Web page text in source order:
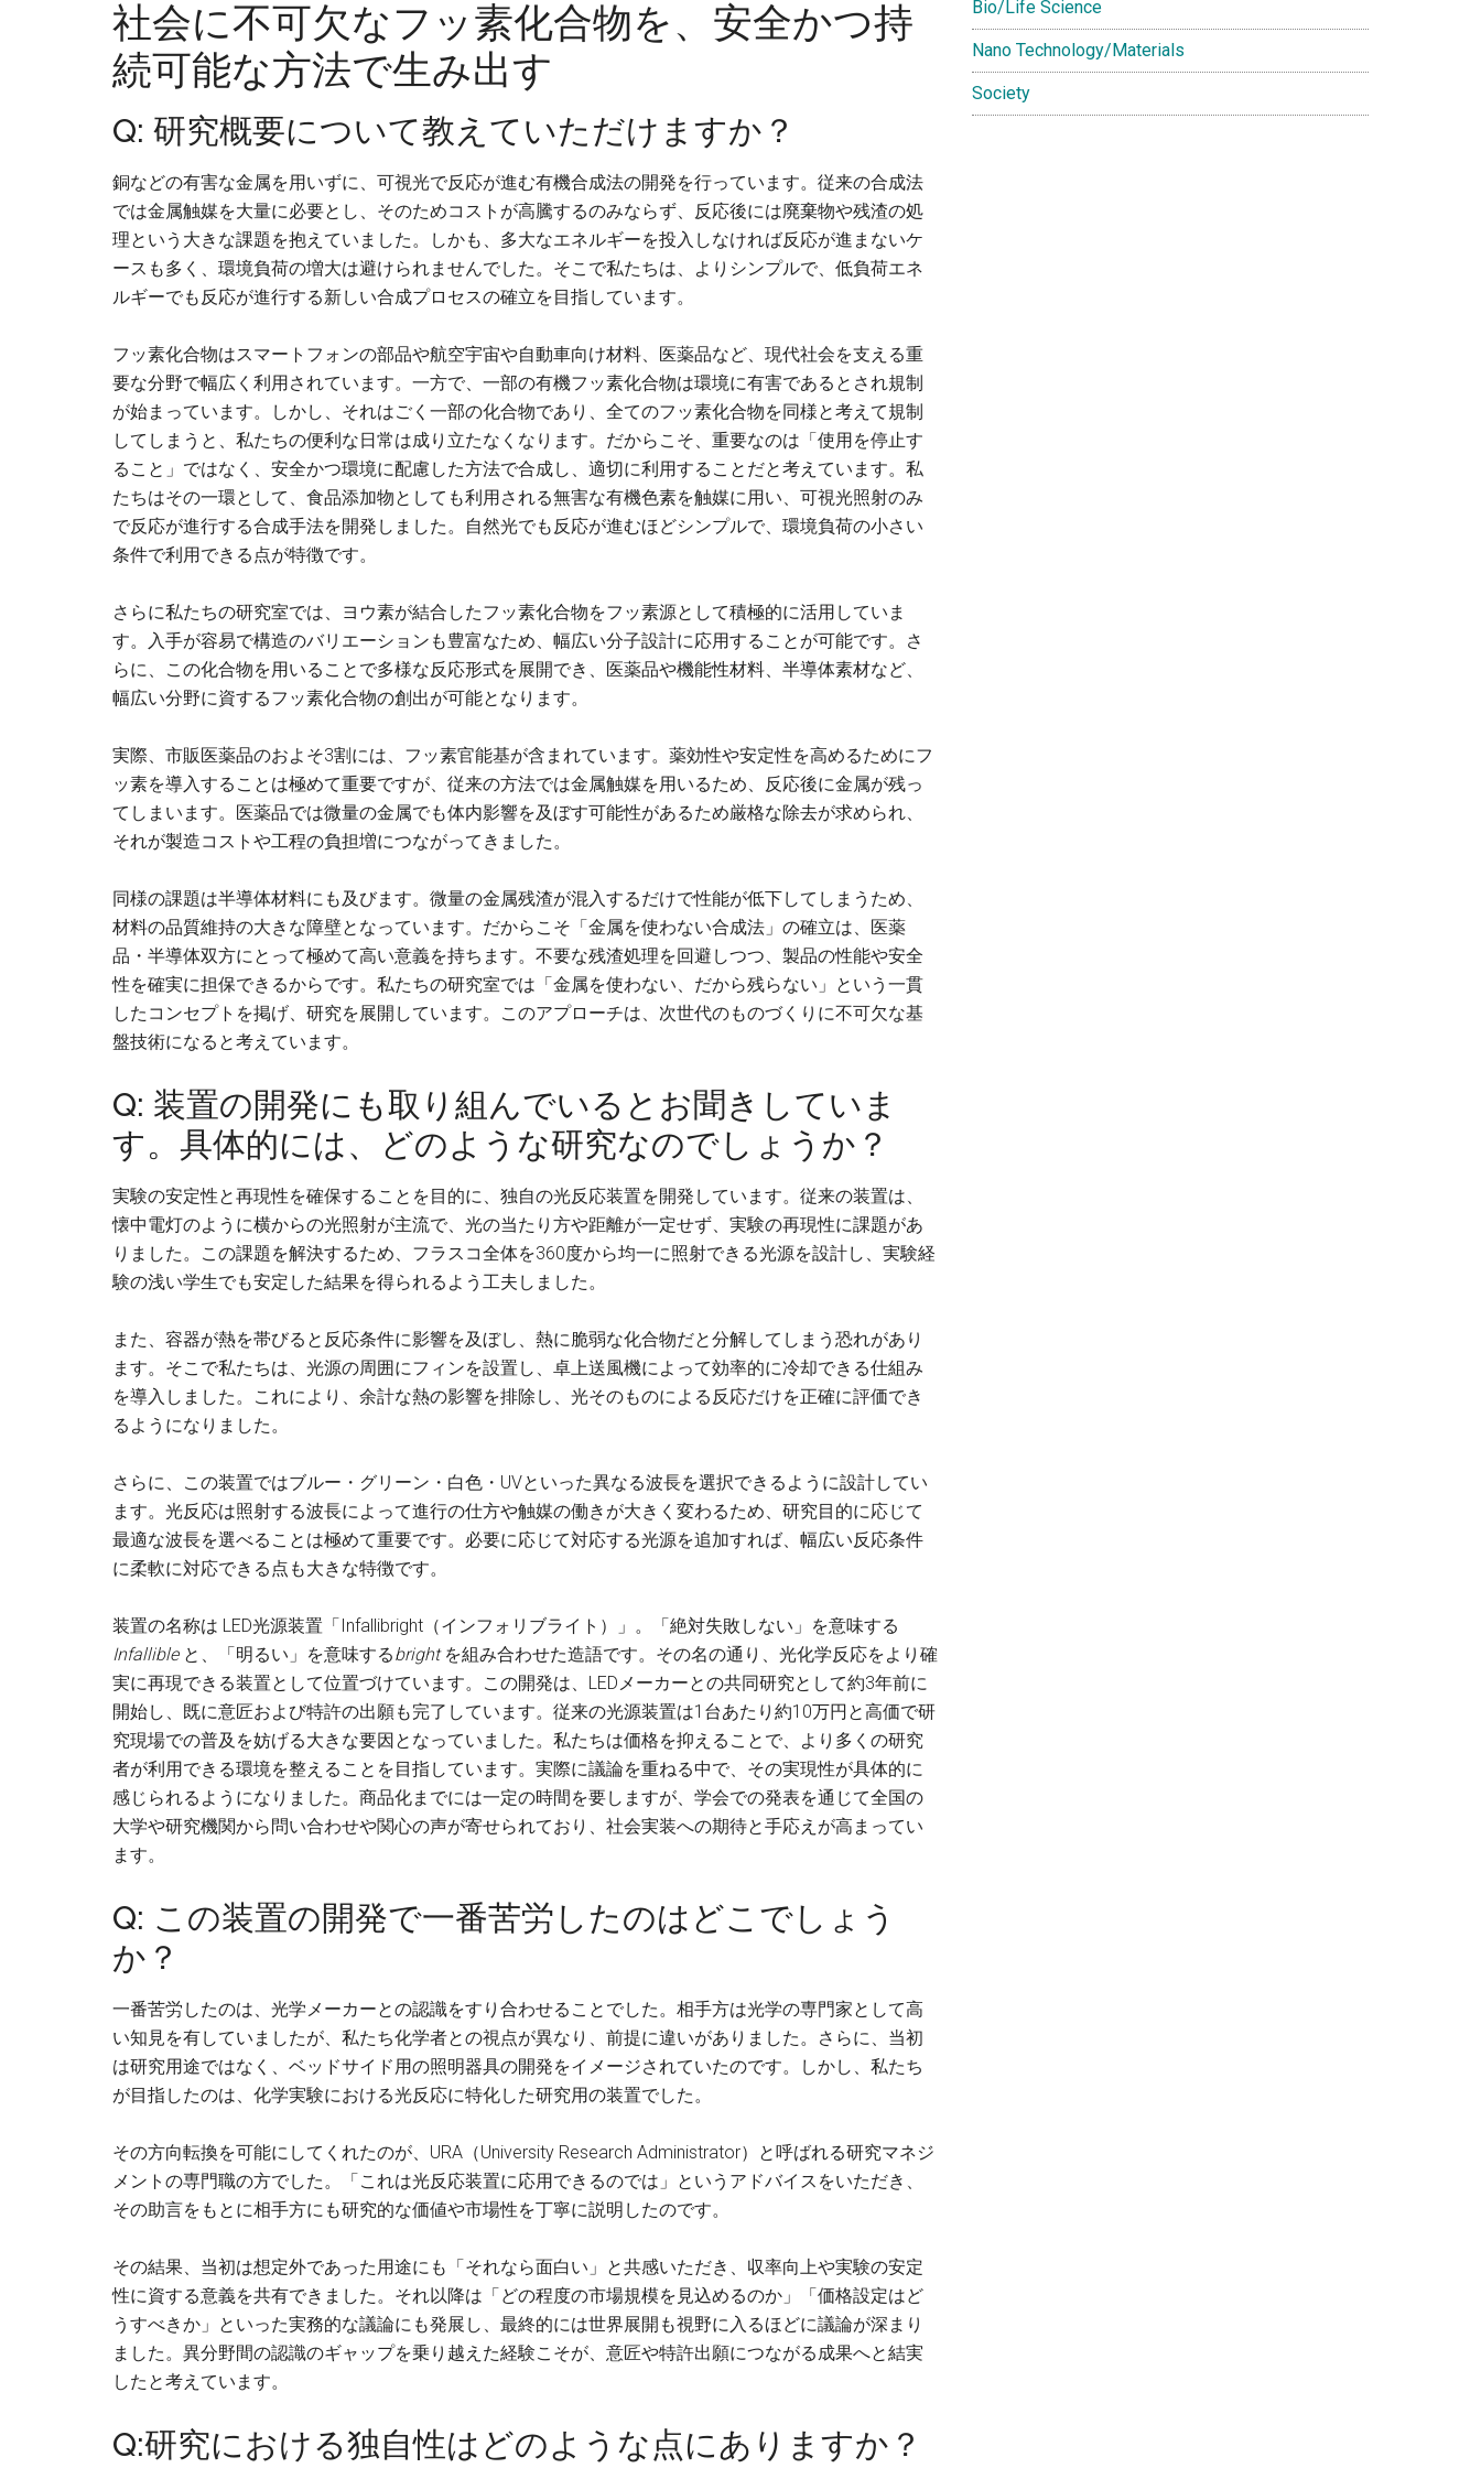
社会に不可欠なフッ素化合物を、安全かつ持
続可能な方法で生み出す
Q: 研究概要について教えていただけますか？
銅などの有害な金属を用いずに、可視光で反応が進む有機合成法の開発を行っています。従来の合成法
では金属触媒を大量に必要とし、そのためコストが高騰するのみならず、反応後には廃棄物や残渣の処
理という大きな課題を抱えていました。しかも、多大なエネルギーを投入しなければ反応が進まないケ
ースも多く、環境負荷の増大は避けられませんでした。そこで私たちは、よりシンプルで、低負荷エネ
ルギーでも反応が進行する新しい合成プロセスの確立を目指しています。
フッ素化合物はスマートフォンの部品や航空宇宙や自動車向け材料、医薬品など、現代社会を支える重
要な分野で幅広く利用されています。一方で、一部の有機フッ素化合物は環境に有害であるとされ規制
が始まっています。しかし、それはごく一部の化合物であり、全てのフッ素化合物を同様と考えて規制
してしまうと、私たちの便利な日常は成り立たなくなります。だからこそ、重要なのは「使用を停止す
ること」ではなく、安全かつ環境に配慮した方法で合成し、適切に利用することだと考えています。私
たちはその一環として、食品添加物としても利用される無害な有機色素を触媒に用い、可視光照射のみ
で反応が進行する合成手法を開発しました。自然光でも反応が進むほどシンプルで、環境負荷の小さい
条件で利用できる点が特徴です。
さらに私たちの研究室では、ヨウ素が結合したフッ素化合物をフッ素源として積極的に活用していま
す。入手が容易で構造のバリエーションも豊富なため、幅広い分子設計に応用することが可能です。さ
らに、この化合物を用いることで多様な反応形式を展開でき、医薬品や機能性材料、半導体素材など、
幅広い分野に資するフッ素化合物の創出が可能となります。
実際、市販医薬品のおよそ3割には、フッ素官能基が含まれています。薬効性や安定性を高めるためにフ
ッ素を導入することは極めて重要ですが、従来の方法では金属触媒を用いるため、反応後に金属が残っ
てしまいます。医薬品では微量の金属でも体内影響を及ぼす可能性があるため厳格な除去が求められ、
それが製造コストや工程の負担増につながってきました。
同様の課題は半導体材料にも及びます。微量の金属残渣が混入するだけで性能が低下してしまうため、
材料の品質維持の大きな障壁となっています。だからこそ「金属を使わない合成法」の確立は、医薬
品・半導体双方にとって極めて高い意義を持ちます。不要な残渣処理を回避しつつ、製品の性能や安全
性を確実に担保できるからです。私たちの研究室では「金属を使わない、だから残らない」という一貫
したコンセプトを掲げ、研究を展開しています。このアプローチは、次世代のものづくりに不可欠な基
盤技術になると考えています。
Q: 装置の開発にも取り組んでいるとお聞きしていま
す。具体的には、どのような研究なのでしょうか？
実験の安定性と再現性を確保することを目的に、独自の光反応装置を開発しています。従来の装置は、
懐中電灯のように横からの光照射が主流で、光の当たり方や距離が一定せず、実験の再現性に課題があ
りました。この課題を解決するため、フラスコ全体を360度から均一に照射できる光源を設計し、実験経
験の浅い学生でも安定した結果を得られるよう工夫しました。
また、容器が熱を帯びると反応条件に影響を及ぼし、熱に脆弱な化合物だと分解してしまう恐れがあり
ます。そこで私たちは、光源の周囲にフィンを設置し、卓上送風機によって効率的に冷却できる仕組み
を導入しました。これにより、余計な熱の影響を排除し、光そのものによる反応だけを正確に評価でき
るようになりました。
さらに、この装置ではブルー・グリーン・白色・UVといった異なる波長を選択できるように設計してい
ます。光反応は照射する波長によって進行の仕方や触媒の働きが大きく変わるため、研究目的に応じて
最適な波長を選べることは極めて重要です。必要に応じて対応する光源を追加すれば、幅広い反応条件
に柔軟に対応できる点も大きな特徴です。
装置の名称は LED光源装置「Infallibright（インフォリブライト）」。「絶対失敗しない」を意味する
Infallibleと、「明るい」を意味するbright を組み合わせた造語です。その名の通り、光化学反応をより確
実に再現できる装置として位置づけています。この開発は、LEDメーカーとの共同研究として約3年前に
開始し、既に意匠および特許の出願も完了しています。従来の光源装置は1台あたり約10万円と高価で研
究現場での普及を妨げる大きな要因となっていました。私たちは価格を抑えることで、より多くの研究
者が利用できる環境を整えることを目指しています。実際に議論を重ねる中で、その実現性が具体的に
感じられるようになりました。商品化までには一定の時間を要しますが、学会での発表を通じて全国の
大学や研究機関から問い合わせや関心の声が寄せられており、社会実装への期待と手応えが高まってい
ます。
Q: この装置の開発で一番苦労したのはどこでしょう
か？
一番苦労したのは、光学メーカーとの認識をすり合わせることでした。相手方は光学の専門家として高
い知見を有していましたが、私たち化学者との視点が異なり、前提に違いがありました。さらに、当初
は研究用途ではなく、ベッドサイド用の照明器具の開発をイメージされていたのです。しかし、私たち
が目指したのは、化学実験における光反応に特化した研究用の装置でした。
その方向転換を可能にしてくれたのが、URA（University Research Administrator）と呼ばれる研究マネジ
メントの専門職の方でした。「これは光反応装置に応用できるのでは」というアドバイスをいただき、
その助言をもとに相手方にも研究的な価値や市場性を丁寧に説明したのです。
その結果、当初は想定外であった用途にも「それなら面白い」と共感いただき、収率向上や実験の安定
性に資する意義を共有できました。それ以降は「どの程度の市場規模を見込めるのか」「価格設定はど
うすべきか」といった実務的な議論にも発展し、最終的には世界展開も視野に入るほどに議論が深まり
ました。異分野間の認識のギャップを乗り越えた経験こそが、意匠や特許出願につながる成果へと結実
したと考えています。
Q:研究における独自性はどのような点にありますか？
Bio/Life Science
Nano Technology/Materials
Society